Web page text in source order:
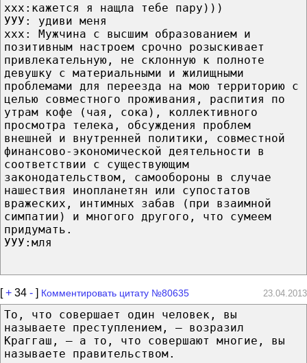
ххх:кажется я нащла тебе пару)))
УУУ: удиви меня
ххх: Мужчина с высшим образованием и
позитивным настроем срочно розыскивает
привлекательную, не склонную к полноте
девушку с материальными и жилищными
проблемами для переезда на мою территорию с
целью совместного проживания, распития по
утрам кофе (чая, сока), коллективного
просмотра телека, обсуждения проблем
внешней и внутренней политики, совместной
финансово-экономической деятельности в
соответствии с существующим
законодательством, самообороны в случае
нашествия инопланетян или супостатов
вражеских, интимных забав (при взаимной
симпатии) и многого другого, что сумеем
придумать.
УУУ:мля
[+ 34 - ] Комментировать цитату №80635 23.04.2013
То, что совершает один человек, вы
называете преступлением, – возразил
Краггаш, – а то, что совершают многие, вы
называете правительством.